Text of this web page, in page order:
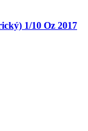
1/10 Oz 2017